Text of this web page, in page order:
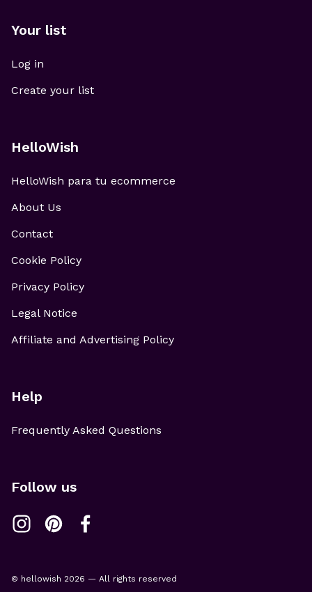
Your list
Log in
Create your list
HelloWish
HelloWish para tu ecommerce
About Us
Contact
Cookie Policy
Privacy Policy
Legal Notice
Affiliate and Advertising Policy
Help
Frequently Asked Questions
Follow us
© hellowish 2026 — All rights reserved